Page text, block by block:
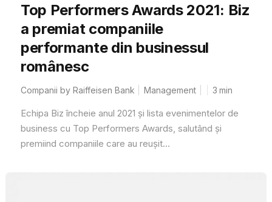
Top Performers Awards 2021: Biz
a premiat companiile
performante din businessul
românesc
Companii by Raiffeisen Bank Management 3 min
Echipa Biz încheie anul 2021 și lista evenimentelor de
business cu Top Performers Awards, salutând și
premiind companiile care au reușit...